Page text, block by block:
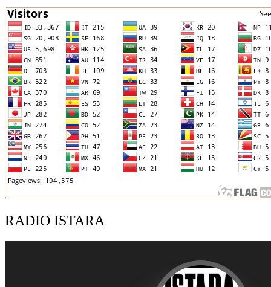
RADIO ISTARA